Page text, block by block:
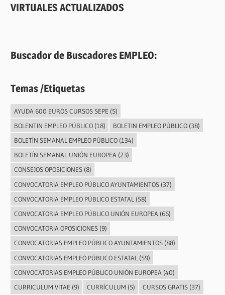
VIRTUALES ACTUALIZADOS
Buscador de Buscadores EMPLEO:
Temas /Etiquetas
AYUDA 600 EUROS CURSOS SEPE (5)
BOLENTIN EMPLEO PÚBLICO(18) BOLETIN EMPLEO PÚBLICO(38)
BOLETÍN SEMANAL EMPLEO PÚBLICO(134)
BOLETÍN SEMANAL UNIÓN EUROPEA(23)
CONSEJOS OPOSICIONES(8)
CONVOCATORIA EMPLEO PÚBLICO AYUNTAMIENTOS(37)
CONVOCATORIA EMPLEO PÚBLICO ESTATAL (58)
CONVOCATORIA EMPLEO PÚBLICO UNIÓN EUROPEA (66)
CONVOCATORIA OPOSICIONES(9)
CONVOCATORIAS EMPLEO PÚBLICO AYUNTAMIENTOS(88)
CONVOCATORIAS EMPLEO PÚBLICO ESTATAL (59)
CONVOCATORIAS EMPLEO PÚBLICO UNIÓN EUROPEA (40)
CURRICULUM VITAE (9) CURRÍCULUM (5) CURSOS GRATIS(37)